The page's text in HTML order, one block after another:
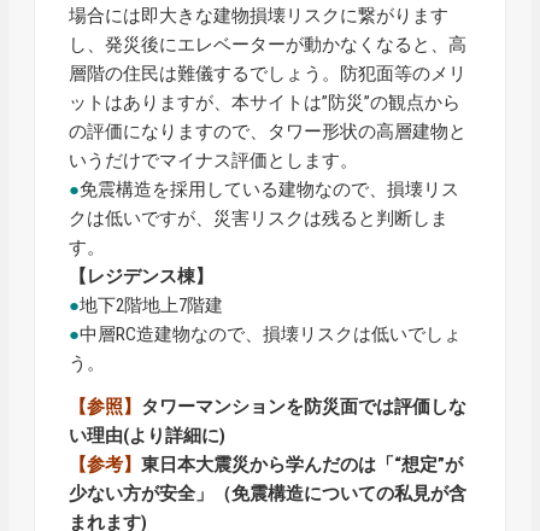
場合には即大きな建物損壊リスクに繋がります
し、発災後にエレベーターが動かなくなると、高
層階の住民は難儀するでしょう。防犯面等のメリ
ットはありますが、本サイトは”防災”の観点から
の評価になりますので、タワー形状の高層建物と
いうだけでマイナス評価とします。
●免震構造を採用している建物なので、損壊リス
クは低いですが、災害リスクは残ると判断しま
す。
【レジデンス棟】
●地下2階地上7階建
●中層RC造建物なので、損壊リスクは低いでしょ
う。
【参照】 タワーマンションを防災面では評価しな
い理由(より詳細に)
【参考】東日本大震災から学んだのは「“想定”が
少ない方が安全」（免震構造についての私見が含
まれます)